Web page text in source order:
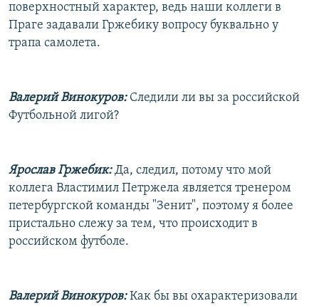
поверхностный характер, ведь наши коллеги в
Праге задавали Гржебику вопросу буквально у
трапа самолета.
Валерий Винокуров:Cледили ли вы за российской
Футбольной лигой?
Ярослав Гржебик:Да, следил, потому что мой
коллега Властимил Петржела является тренером
петербургской команды "Зенит", поэтому я более
пристально слежу за тем, что происходит в
российском футболе.
Валерий Винокуров:Как бы вы охарактеризовали